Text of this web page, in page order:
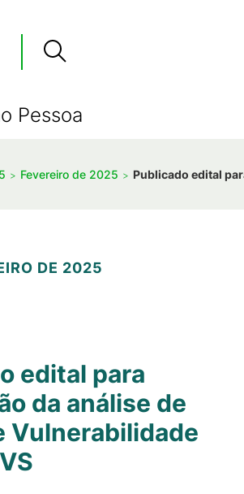
Pessoa
Fevereiro de 2025 Publicado edital
DE 2025
edital para
da análise de
Vulnerabilidade